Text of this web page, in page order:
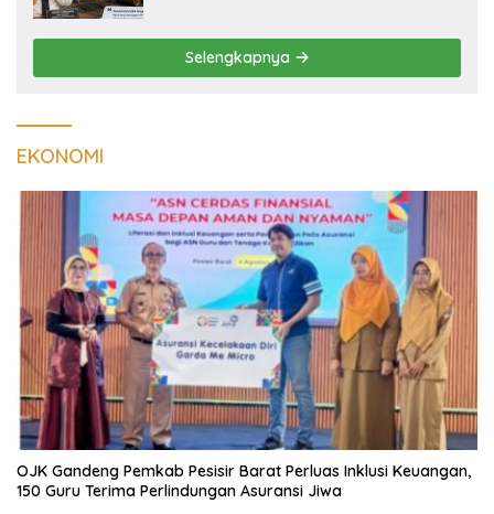
Selengkapnya
EKONOMI
OJK Gandeng Pemkab Pesisir Barat Perluas Inklusi Keuangan,
150 Guru Terima Perlindungan Asuransi Jiwa